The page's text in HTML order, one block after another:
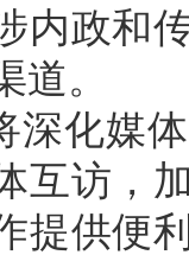
内政和
道。
深化媒
互访，
提供便